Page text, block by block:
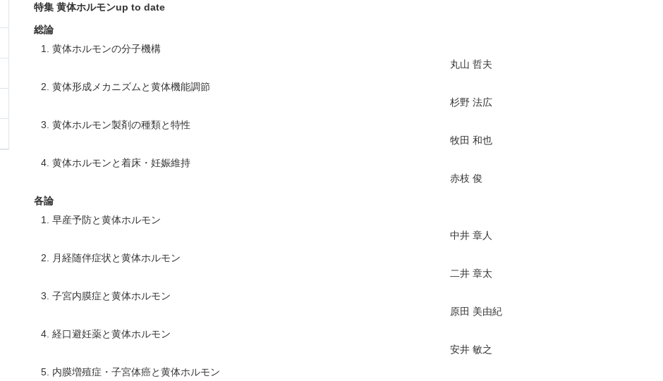
特集 黄体ホルモンup to date
総論
1. 黄体ホルモンの分子機構
丸山 哲夫
2. 黄体形成メカニズムと黄体機能調節
杉野 法広
3. 黄体ホルモン製剤の種類と特性
牧田 和也
4. 黄体ホルモンと着床・妊娠維持
赤枝 俊
各論
1. 早産予防と黄体ホルモン
中井 章人
2. 月経随伴症状と黄体ホルモン
二井 章太
3. 子宮内膜症と黄体ホルモン
原田 美由紀
4. 経口避妊薬と黄体ホルモン
安井 敏之
5. 内膜増殖症・子宮体癌と黄体ホルモン